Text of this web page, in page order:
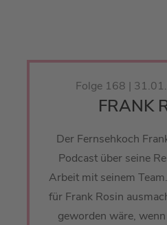
Folge 168 |
FRANK
Der Fernsehkoch
Podcast über seine
Arbeit mit seinem
für Frank Rosin
geworden wäre,